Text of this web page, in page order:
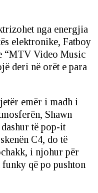
nga energjia
elektronike, Fatboy
“MTV Video Music
deri në orët e para
emër i madh i
Shawn
të pop-it
C4, do të
i njohur për
që po pushton